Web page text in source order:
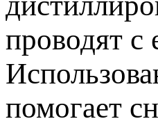
проводят
помогает